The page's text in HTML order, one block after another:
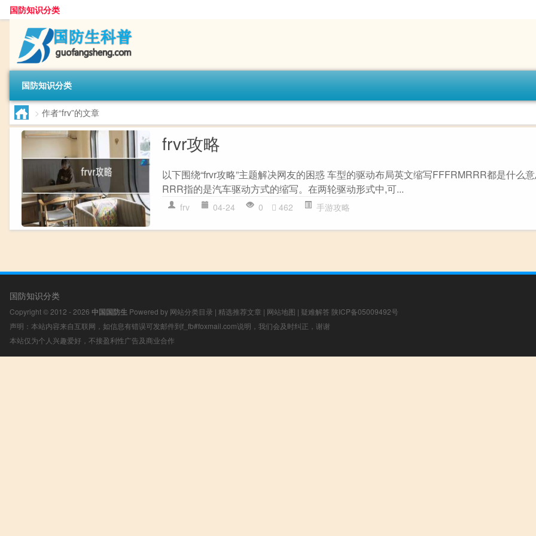
国防知识分类
国防知识分类
> 作者“frv”的文章
frvr攻略
以下围绕“frvr攻略”主题解决网友的困惑 车型的驱动布局英文缩写FFFRMRRR都是什么
RRR指的是汽车驱动方式的缩写。在两轮驱动形式中,可...
frv 04-24 0 462 手游攻略
国防知识分类
Copyright © 2012 - 2026 中国国防生 Powered by 网站分类目录 | 精选推荐文章 | 网站地图 | 疑难解答 陕ICP备05009492号
声明：本站内容来自互联网，如信息有错误可发邮件到f_fb#foxmail.com说明，我们会及时纠正，谢谢
本站仅为个人兴趣爱好，不接盈利性广告及商业合作